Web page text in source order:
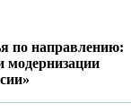
по направлению:
модернизации